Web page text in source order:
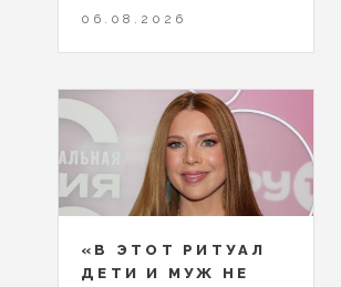
06.08.2026
«В ЭТОТ РИТУАЛ
ДЕТИ И МУЖ НЕ